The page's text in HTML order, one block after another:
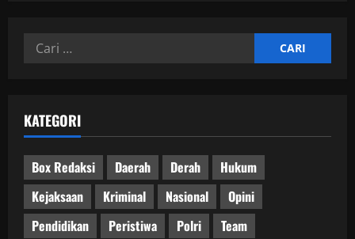
Cari
KATEGORI
Box Redaksi Daerah Derah
Hukum
Kejaksaan
Kriminal Nasional
Opini
Pendidikan
Peristiwa Polri Team